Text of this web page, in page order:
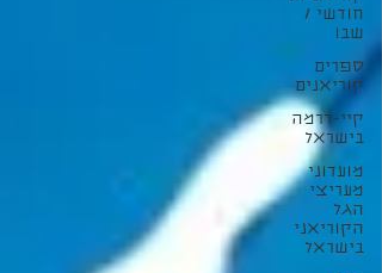
חודשי /
שבו
ספרים
קוריאנים
קיי-דרמה
בישראל
מועדוני
מעריצי
הגל
הקוריאני
בישראל